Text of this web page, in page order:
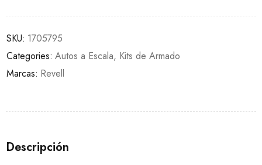
SKU: 1705795
Categories: Autos a Escala, Kits de Armado
Marcas: Revell
Descripción